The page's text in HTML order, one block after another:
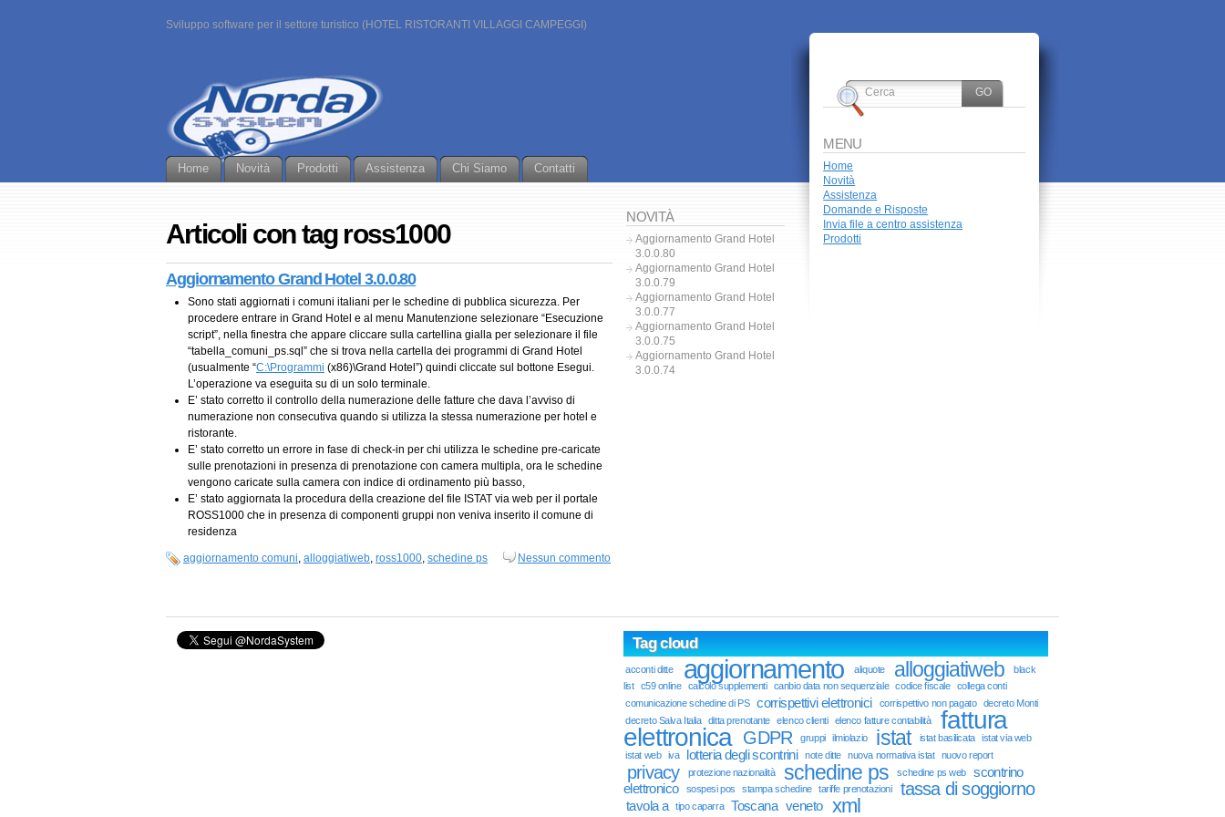
Sviluppo software per il settore turistico (HOTEL RISTORANTI VILLAGGI CAMPEGGI)
Home Novità Prodotti Assistenza Chi Siamo Contatti
Articoli con tag ross1000
Aggiornamento Grand Hotel 3.0.0.80
Sono stati aggiornati i comuni italiani per le schedine di pubblica sicurezza. Per
procedere entrare in Grand Hotel e al menu Manutenzione selezionare “Esecuzione
script”, nella finestra che appare cliccare sulla cartellina gialla per selezionare il file
“tabella_comuni_ps.sql” che si trova nella cartella dei programmi di Grand Hotel
(usualmente “C:\Programmi (x86)\Grand Hotel”) quindi cliccate sul bottone Esegui.
L’operazione va eseguita su di un solo terminale.
E’ stato corretto il controllo della numerazione delle fatture che dava l’avviso di
numerazione non consecutiva quando si utilizza la stessa numerazione per hotel e
ristorante.
E’ stato corretto un errore in fase di check-in per chi utilizza le schedine pre-caricate
sulle prenotazioni in presenza di prenotazione con camera multipla, ora le schedine
vengono caricate sulla camera con indice di ordinamento più basso,
E’ stato aggiornata la procedura della creazione del file ISTAT via web per il portale
ROSS1000 che in presenza di componenti gruppi non veniva inserito il comune di
residenza
aggiornamento comuni, alloggiatiweb, ross1000, schedine ps Nessun commento
NOVITÀ
Aggiornamento Grand Hotel
3.0.0.80
Aggiornamento Grand Hotel
3.0.0.79
Aggiornamento Grand Hotel
3.0.0.77
Aggiornamento Grand Hotel
3.0.0.75
Aggiornamento Grand Hotel
3.0.0.74
MENU
Home
Novità
Assistenza
Domande e Risposte
Invia file a centro assistenza
Prodotti
Tag cloud
acconti ditte aggiornamento aliquote alloggiatiweb
black
list
c59 online calcolo supplementi canbio data non sequenziale codice fiscale
collega conti
comunicazione schedine di PS
corrispettivi elettronici corrispettivo non pagato
decreto Monti
decreto Salva Italia
ditta prenotante elenco clienti elenco fatture contabilità fattura
elettronica GDPR gruppi ilmiolazio istat istat basilicata
istat via web
istat web
iva lotteria degli scontrini note ditte nuova normativa istat nuovo report
privacy protezione nazionalità schedine ps schedine ps web
scontrino
elettronico
sospesi pos stampa schedine tariffe prenotazioni tassa di soggiorno
tavola a tipo caparra Toscana veneto xml